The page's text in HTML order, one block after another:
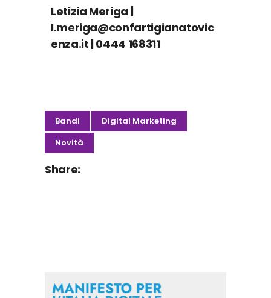
Letizia Meriga |
l.meriga@confartigianatovic
enza.it |0444 168311
Bandi
Digital Marketing
Novità
Share: